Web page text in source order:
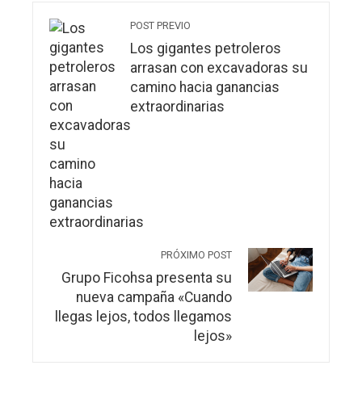
POST PREVIO
Los gigantes petroleros
arrasan con excavadoras su
camino hacia ganancias
extraordinarias
PRÓXIMO POST
Grupo Ficohsa presenta su
nueva campaña «Cuando
llegas lejos, todos llegamos
lejos»